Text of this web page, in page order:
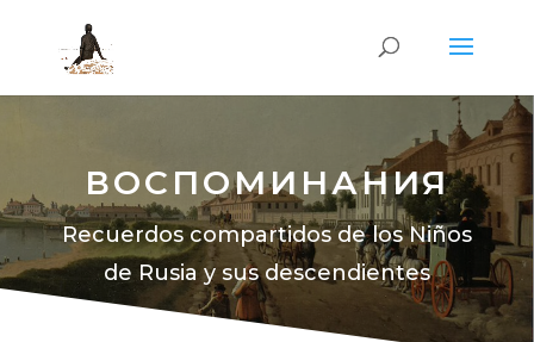
ВОСПОМИНАНИЯ
Recuerdos compartidos de los Niños
de Rusia y sus descendientes